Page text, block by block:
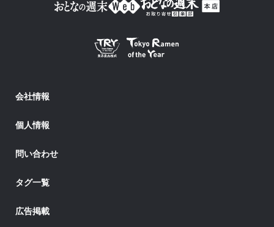
会社情報
個人情報
問い合わせ
タグ一覧
広告掲載